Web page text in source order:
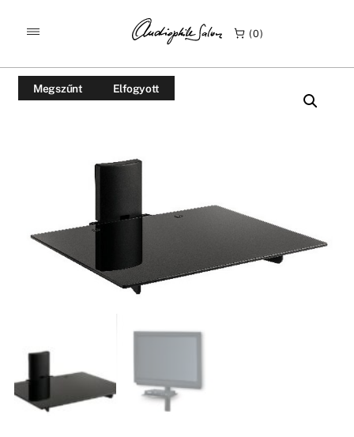
0
KEZDŐLAP TERMÉKEK
/
MELICONI SLIMSTILE AV SHELF PLUS AUDIO-VIDEO
Megszűnt Elfogyott